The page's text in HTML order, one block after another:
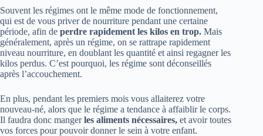
Souvent les régimes ont le même mode de fonctionnement,
qui est de vous priver de nourriture pendant une certaine
période, afin de perdre rapidement les kilos en trop. Mais
généralement, après un régime, on se rattrape rapidement
niveau nourriture, en doublant les quantité et ainsi regagner les
kilos perdus. C’est pourquoi, les régime sont déconseillés
après l’accouchement.
En plus, pendant les premiers mois vous allaiterez votre
nouveau-né, alors que le régime a tendance à affaiblir le corps.
Il faudra donc mangerles aliments nécessaires, et avoir toutes
vos forces pour pouvoir donner le sein à votre enfant.